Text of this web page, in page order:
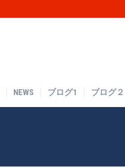
NEWS ブログ1 ブログ２
NEWS ブログ1 ブログ２